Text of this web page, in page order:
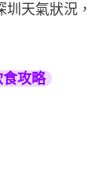
天氣狀況，
攻略